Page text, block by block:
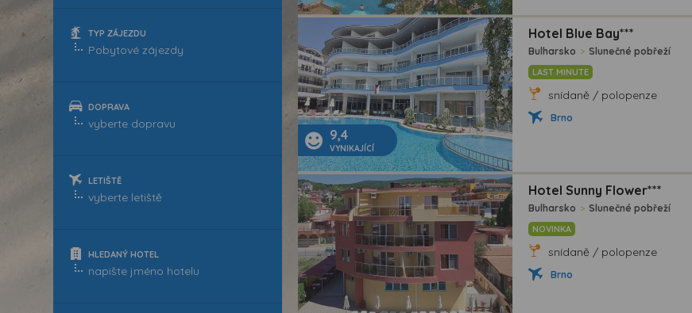
TYP ZÁJEZDU
DOPRAVA
LETIŠTĚ
HLEDANÝ HOTEL
9,4
VYNIKAJÍCÍ
Hotel Blue Bay***
Bulharsko > Slunečné pobřeží
LAST MINUTE
snídaně / polopenze
Brno
Hotel Sunny Flower***
Bulharsko > Slunečné pobřeží
NOVINKA
snídaně / polopenze
Brno